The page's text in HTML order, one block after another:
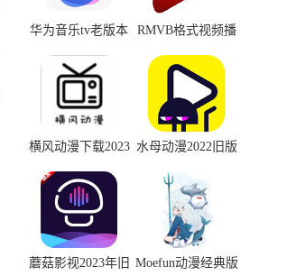
华为音乐tv老版本
安装包
RMVB格式视频播
放器app下载官方正
版
横风动漫下载2023
旧版下载
水母动漫2022旧版
蘑菇影视2023年旧 Moefun动漫经典版